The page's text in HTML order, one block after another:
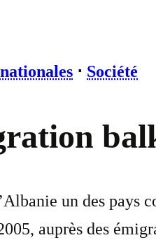
⋅ Société
un des pays
auprès des